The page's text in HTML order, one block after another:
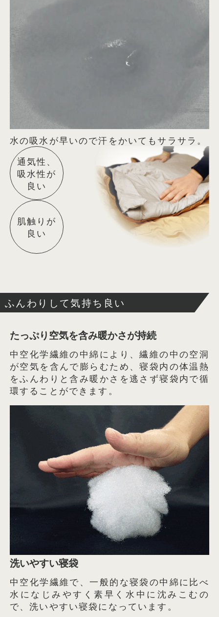
水の吸水が早いので汗をかいてもサラサラ。
通気性、
吸水性が
良い
肌触りが
良い
ふんわりして気持ち良い
たっぷり空気を含み暖かさが持続
中空化学繊維の中綿により、繊維の中の空洞
が空気を含んで膨らむため、寝袋内の体温熱
をふんわりと含み暖かさを逃さず寝袋内で循
環することができます。
洗いやすい寝袋
中空化学繊維で、一般的な寝袋の中綿に比べ
水になじみやすく素早く水中に沈みこむの
で、洗いやすい寝袋になっています。